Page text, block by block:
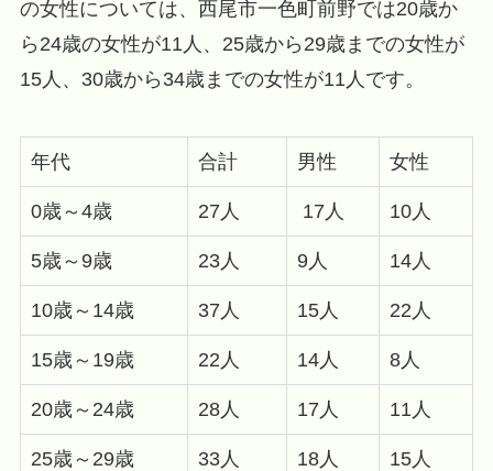
の女性については、西尾市一色町前野では20歳か
ら24歳の女性が11人、25歳から29歳までの女性が
15人、30歳から34歳までの女性が11人です。
年代 合計 男性 女性
0歳～4歳 27人 17人 10人
5歳～9歳 23人 9人 14人
10歳～14歳 37人 15人 22人
15歳～19歳 22人 14人 8人
20歳～24歳 28人 17人 11人
25歳～29歳 33人 18人 15人